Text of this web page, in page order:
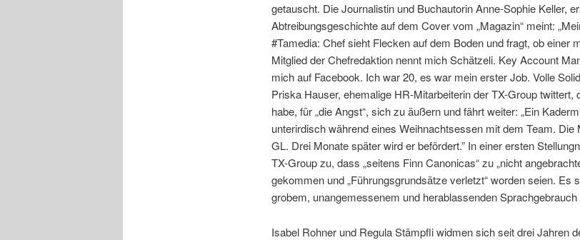
getauscht. Die Journalistin und Buchautorin Anne-Sophie Keller,
Abtreibungsgeschichte auf dem Cover vom „Magazin“ meint:
#Tamedia: Chef sieht Flecken auf dem Boden und fragt, ob einer
Mitglied der Chefredaktion nennt mich Schätzeli. Key Account
mich auf Facebook. Ich war 20, es war mein erster Job. Volle
Priska Hauser, ehemalige HR-Mitarbeiterin der TX-Group twittert,
habe, für „die Angst“, sich zu äußern und fährt weiter: „Ein
unterirdisch während eines Weihnachtsessen mit dem Team. Die
GL. Drei Monate später wird er befördert.” In einer ersten
TX-Group zu, dass „seitens Finn Canonicas“ zu „nicht
gekommen und „Führungsgrundsätze verletzt“ worden seien. Es
grobem, unangemessenem und herablassenden Sprachgebrauch
Isabel Rohner und Regula Stämpfli widmen sich seit drei Jahren